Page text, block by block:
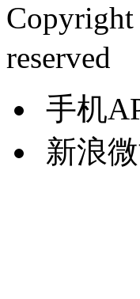
reserved
手机
新浪